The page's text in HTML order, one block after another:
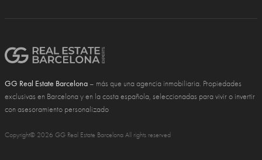
GG Real Estate Barcelona – más que una agencia inmobiliaria. Propiedades
exclusivas en Barcelona y en la costa española, seleccionadas para vivir o invertir
con asesoramiento personalizado
Copyright© 2026 GG Real Estate Barcelona All rights reserved